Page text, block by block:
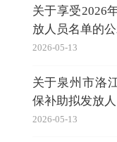
关于享受2026
放人员名单的
2026-05-13
关于泉州市洛
保补助拟发放
2026-05-13